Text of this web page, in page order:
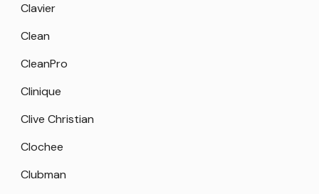
Clavier
Clean
CleanPro
Clinique
Clive Christian
Clochee
Clubman